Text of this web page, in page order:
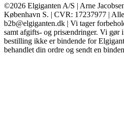
©2026 Elgiganten A/S | Arne
København S. | CVR: 17237977 |
b2b@elgiganten.dk | Vi tager
samt afgifts- og prisændringer. Vi gør
bestilling ikke er bindende for
behandlet din ordre og sendt en